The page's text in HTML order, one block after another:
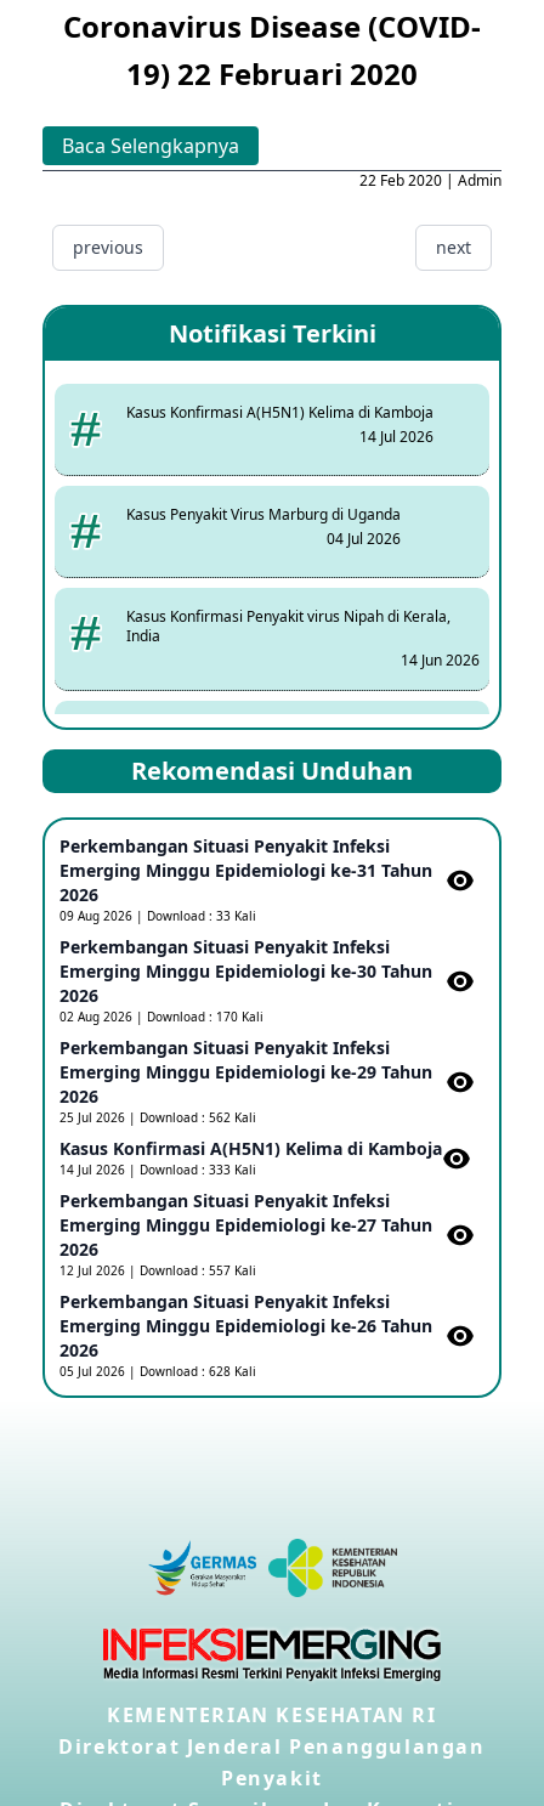
Coronavirus Disease (COVID-
19) 22 Februari 2020
Baca Selengkapnya
22 Feb 2020 | Admin
previous next
Notifikasi Terkini
Kasus Konfirmasi A(H5N1) Kelima di Kamboja
14 Jul 2026
Kasus Penyakit Virus Marburg di Uganda
04 Jul 2026
Kasus Konfirmasi Penyakit virus Nipah di Kerala,
India
14 Jun 2026
Kasus Dicurigai Penyakit virus Nipah di Kerala, India
12 Jun 2026
25 May 2026
23 May 2026
dan Uganda Sebagai PHEIC
17 May 2026
Outbreak Penyakti Ebola di RD Kongo
Pesiar MV Hondius
08 May 2026
Penyakit Meningokokus di Vietnam
28 Apr 2026
Kasus Konfirmasi Avian Influenza A(H5N1) Keempat
22 Apr 2026
Informasi Penyakit POH VAU yang berkaitan dengan
Rekomendasi Unduhan
Perkembangan Situasi Penyakit Infeksi
Emerging Minggu Epidemiologi ke-31 Tahun
2026
09 Aug 2026 | Download : 33 Kali
Perkembangan Situasi Penyakit Infeksi
Emerging Minggu Epidemiologi ke-30 Tahun
2026
02 Aug 2026 | Download : 170 Kali
Perkembangan Situasi Penyakit Infeksi
Emerging Minggu Epidemiologi ke-29 Tahun
2026
25 Jul 2026 | Download : 562 Kali
Kasus Konfirmasi A(H5N1) Kelima di Kamboja​
14 Jul 2026 | Download : 333 Kali
Perkembangan Situasi Penyakit Infeksi
Emerging Minggu Epidemiologi ke-27 Tahun
2026
12 Jul 2026 | Download : 557 Kali
Perkembangan Situasi Penyakit Infeksi
Emerging Minggu Epidemiologi ke-26 Tahun
2026
05 Jul 2026 | Download : 628 Kali
KEMENTERIAN KESEHATAN RI
Direktorat Jenderal Penanggulangan
Penyakit